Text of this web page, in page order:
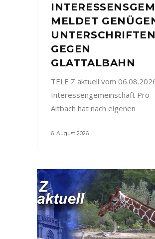
MELDET
UNTERSCHRIFTEN
GEGEN
GLATTALBAHN
TELE Z aktuell vom
Interessengemeinschaft Pro
Altbach hat nach eigenen
6. August 2026